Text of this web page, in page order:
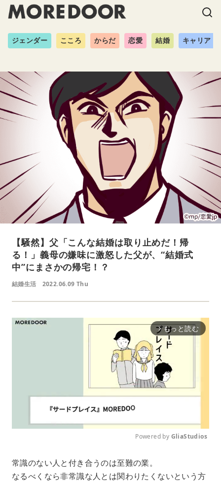
ジェンダー こころ からだ 恋愛 結婚 キャリア
【騒然】父「こんな結婚は取り止めだ！帰
る！」義母の嫌味に激怒した父が、“結婚式
中”にまさかの帰宅！？
結婚生活 2022.06.09 Thu
arrow_forward_ios もっと読む
t
Powered by GliaStudios
常識のない人と付き合うのは至難の業。
なるべくなら非常識な人とは関わりたくないという方